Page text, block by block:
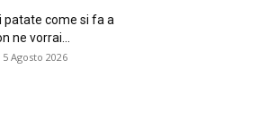
patate come si fa a
ne vorrai...
5 Agosto 2026